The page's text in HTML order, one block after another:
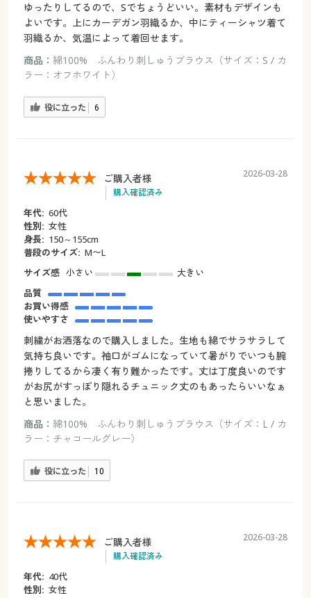
ゆったりしてるので、Sでちょうどいい。素材もデザインも
よいです。上にカーデガン羽織るか、中にティーシャツ着て
羽織るか、気温によって着回せます。
商品： 綿100% ふんわり刺しゅうブラウス（サイズ：S / カ
ラー：オフホワイト）
役に立った 6
ご購入者様
購入確認済み
2026-03-28
年代: 60代
性別: 女性
身長: 150～155cm
普段のサイズ: M〜L
サイズ感 小さい
大きい
品質
お買い得感
使いやすさ
刺繍がお洒落なので購入しました。生地も綿でサラサラして
気持ち良いです。袖口がゴムになっていて暑がりでいつも腕
捲りしてるから凄く有り難かったです。丈は丁度良いのです
がお尻がすっぽり隠れるチュニック丈のもあったらいいなぁ
と思いました。
商品： 綿100% ふんわり刺しゅうブラウス（サイズ：L / カ
ラー：チャコールグレー）
役に立った 10
ご購入者様
購入確認済み
2026-03-28
年代: 40代
性別: 女性